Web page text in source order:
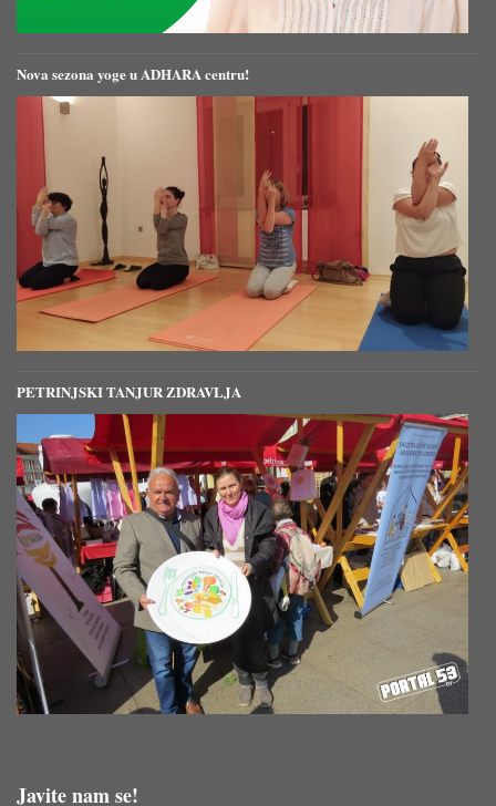
Nova sezona yoge u ADHARA centru!
PETRINJSKI TANJUR ZDRAVLJA
Javite nam se!